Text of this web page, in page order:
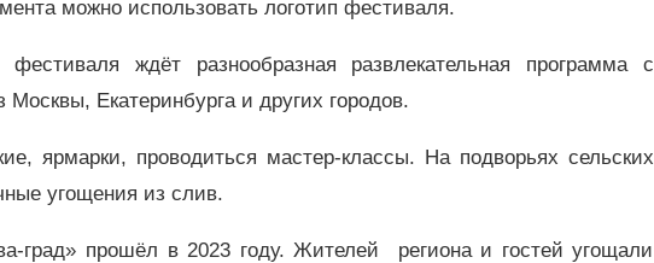
можно использовать логотип фестиваля.
ждёт разнообразная развлекательная программа с
Екатеринбурга и других городов.
ярмарки, проводиться мастер-классы. На подворьях сельских
угощения из слив.
град» прошёл в 2023 году. Жителей региона и гостей угощали